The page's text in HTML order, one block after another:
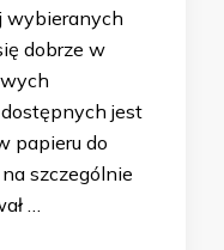
wybieranych
dobrze w
jest
papieru do
szczególnie
…